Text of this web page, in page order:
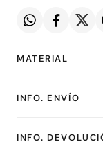
MATERIAL
INFO. ENVÍO
INFO.